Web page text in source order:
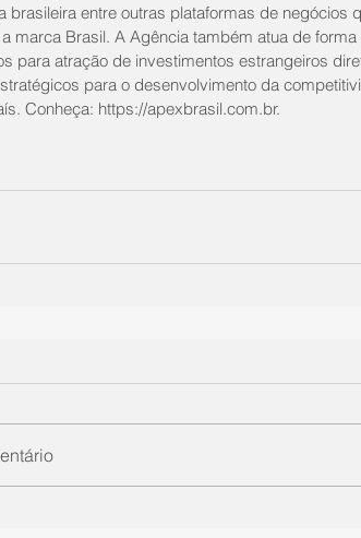
brasileira entre outras plataformas de negócios
marca Brasil. A Agência também atua de
para atração de investimentos estrangeiros
para o desenvolvimento da
Conheça: https://apexbrasil.com.br.